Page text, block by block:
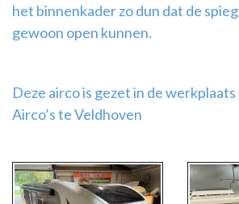
het binnenkader zo dun dat de
gewoon open kunnen.
Deze airco is gezet in de werkplaats
Airco’s te Veldhoven